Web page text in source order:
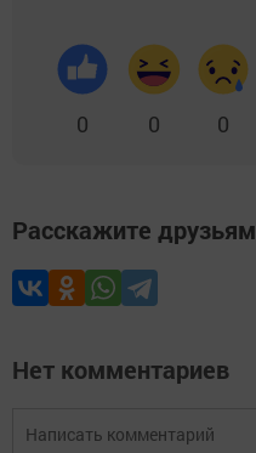
0 0 0
Расскажите друзьям
Нет комментариев